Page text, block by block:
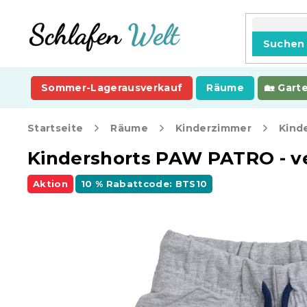
springen
Suchen
Sommer-Lagerausverkauf Räume
Startseite Räume Kinderzimmer
Kindershorts PAW PATRO -
Aktion 10 % Rabattcode: BTS10